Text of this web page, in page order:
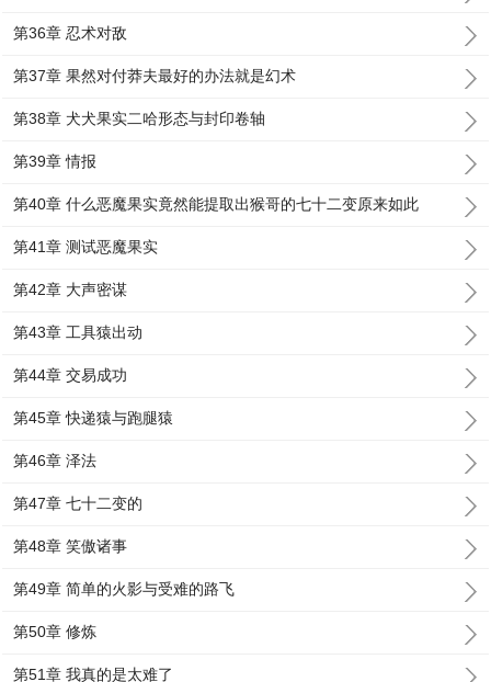
第36章 忍术对敌
第37章 果然对付莽夫最好的办法就是幻术
第38章 犬犬果实二哈形态与封印卷轴
第39章 情报
第40章 什么恶魔果实竟然能提取出猴哥的七十二变原来如此
第41章 测试恶魔果实
第42章 大声密谋
第43章 工具猿出动
第44章 交易成功
第45章 快递猿与跑腿猿
第46章 泽法
第47章 七十二变的
第48章 笑傲诸事
第49章 简单的火影与受难的路飞
第50章 修炼
第51章 我真的是太难了